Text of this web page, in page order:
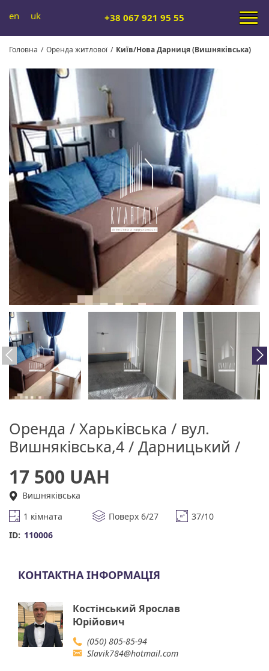
en uk +38 067 921 95 55
Головна / Оренда житлової / Київ/Нова Дарниця (Вишняківська)
Оренда / Харьківська / вул.
Вишняківська,4 / Дарницький /
17 500 UAH
Вишняківська
1 кімната
Поверх 6/27
37/10
ID: 110006
КОНТАКТНА ІНФОРМАЦІЯ
Костінський Ярослав
Юрійович
(050) 805-85-94
Slavik784@hotmail.com